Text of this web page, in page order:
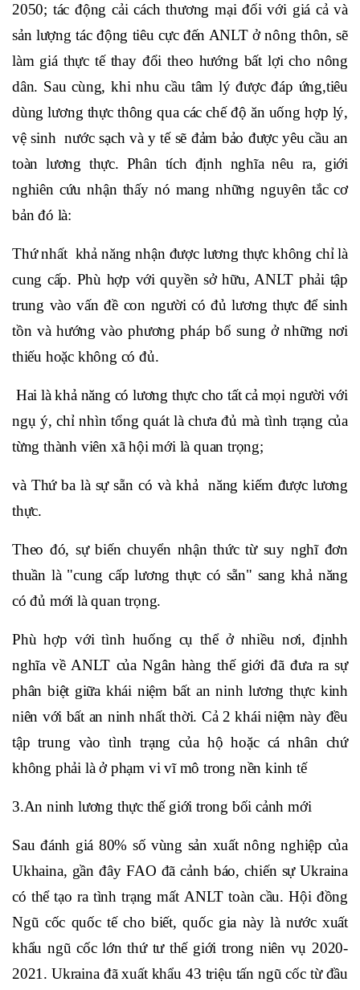
2050; tác động cải cách thương mại đối với giá cả và
sản lượng tác động tiêu cực đến ANLT ở nông thôn, sẽ
làm giá thực tế thay đổi theo hướng bất lợi cho nông
dân. Sau cùng, khi nhu cầu tâm lý được đáp ứng,tiêu
dùng lương thực thông qua các chế độ ăn uống hợp lý,
vệ sinh nước sạch và y tế sẽ đảm bảo được yêu cầu an
toàn lương thực. Phân tích định nghĩa nêu ra, giới
nghiên cứu nhận thấy nó mang những nguyên tắc cơ
bản đó là:
Thứ nhất khả năng nhận được lương thực không chỉ là
cung cấp. Phù hợp với quyền sở hữu, ANLT phải tập
trung vào vấn đề con người có đủ lương thực để sinh
tồn và hướng vào phương pháp bổ sung ở những nơi
thiếu hoặc không có đủ.
Hai là khả năng có lương thực cho tất cả mọi người với
ngụ ý, chỉ nhìn tổng quát là chưa đủ mà tình trạng của
từng thành viên xã hội mới là quan trọng;
và Thứ ba là sự sẵn có và khả năng kiếm được lương
thực.
Theo đó, sự biến chuyển nhận thức từ suy nghĩ đơn
thuần là "cung cấp lương thực có sẵn" sang khả năng
có đủ mới là quan trọng.
Phù hợp với tình huống cụ thể ở nhiều nơi, địnhh
nghĩa về ANLT của Ngân hàng thế giới đã đưa ra sự
phân biệt giữa khái niệm bất an ninh lương thực kinh
niên với bất an ninh nhất thời. Cả 2 khái niệm này đều
tập trung vào tình trạng của hộ hoặc cá nhân chứ
không phải là ở phạm vi vĩ mô trong nền kinh tế
3.An ninh lương thực thế giới trong bối cảnh mới
Sau đánh giá 80% số vùng sản xuất nông nghiệp của
Ukhaina, gần đây FAO đã cảnh báo, chiến sự Ukraina
có thể tạo ra tình trạng mất ANLT toàn cầu. Hội đồng
Ngũ cốc quốc tế cho biết, quốc gia này là nước xuất
khẩu ngũ cốc lớn thứ tư thế giới trong niên vụ 2020-
2021. Ukraina đã xuất khẩu 43 triệu tấn ngũ cốc từ đầu